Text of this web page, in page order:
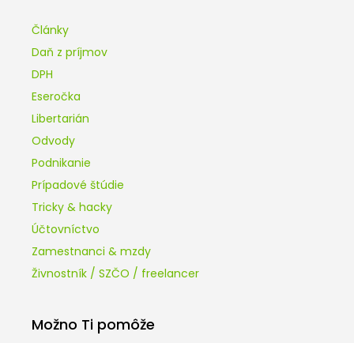
Články
Daň z príjmov
DPH
Eseročka
Libertarián
Odvody
Podnikanie
Prípadové štúdie
Tricky & hacky
Účtovníctvo
Zamestnanci & mzdy
Živnostník / SZČO / freelancer
Možno Ti pomôže